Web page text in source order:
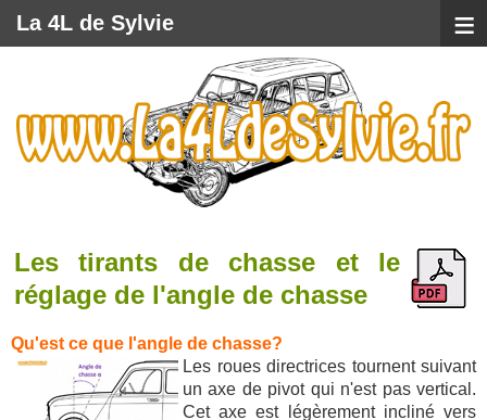
Les tirants de chasse et le
réglage de l'angle de chasse
Qu'est ce que l'angle de chasse?
Les roues directrices tournent suivant
un axe de pivot qui n'est pas vertical.
Cet axe est légèrement incliné vers
La 4L de Sylvie ≡